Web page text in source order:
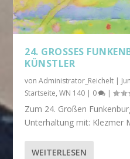
24. GROSSES
ÜNSTLER
vonAdministrator_Reichelt |
Startseite,WN 140 | 0 |
Zum 24. Großen
Unterhaltung mit: Klezmer
WEITERLESEN